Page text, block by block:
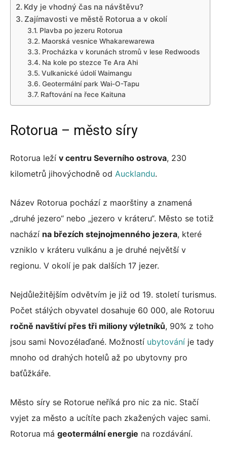
Kdy je vhodný čas na návštěvu?
Zajímavosti ve městě Rotorua a v okolí
Plavba po jezeru Rotorua
Maorská vesnice Whakarewarewa
Procházka v korunách stromů v lese Redwoods
Na kole po stezce Te Ara Ahi
Vulkanické údolí Waimangu
Geotermální park Wai-O-Tapu
Raftování na řece Kaituna
Rotorua – město síry
Rotorua leží v centru Severního ostrova, 230
kilometrů jihovýchodně od Aucklandu.
Název Rotorua pochází z maorštiny a znamená
„druhé jezero“ nebo „jezero v kráteru“. Město se totiž
nachází na březích stejnojmenného jezera, které
vzniklo v kráteru vulkánu a je druhé největší v
regionu. V okolí je pak dalších 17 jezer.
Nejdůležitějším odvětvím je již od 19. století turismus.
Počet stálých obyvatel dosahuje 60 000, ale Rotoruu
ročně navštíví přes tři miliony výletníků, 90% z toho
jsou sami Novozélaďané. Možností ubytování je tady
mnoho od drahých hotelů až po ubytovny pro
baťůžkáře.
Město síry se Rotorue neříká pro nic za nic. Stačí
vyjet za město a ucítíte pach zkažených vajec sami.
Rotorua má geotermální energie na rozdávání.